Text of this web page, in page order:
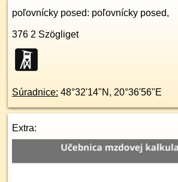
poľovnícky posed: poľovnícky posed,
376 2 Szögliget
Súradnice: 48°32'14"N , 20°36'56"E
Extra: